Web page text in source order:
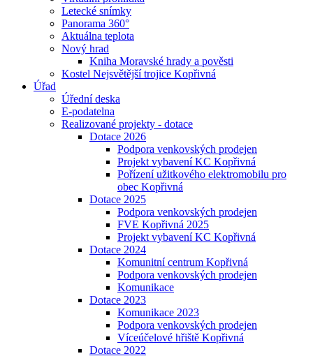
Letecké snímky
Panorama 360°
Aktuálna teplota
Nový hrad
Kniha Moravské hrady a pověsti
Kostel Nejsvětější trojice Kopřivná
Úřad
Úřední deska
E-podatelna
Realizované projekty - dotace
Dotace 2026
Podpora venkovských prodejen
Projekt vybavení KC Kopřivná
Pořízení užitkového elektromobilu pro
obec Kopřivná
Dotace 2025
Podpora venkovských prodejen
FVE Kopřivná 2025
Projekt vybavení KC Kopřivná
Dotace 2024
Komunitní centrum Kopřivná
Podpora venkovských prodejen
Komunikace
Dotace 2023
Komunikace 2023
Podpora venkovských prodejen
Víceúčelové hřiště Kopřivná
Dotace 2022